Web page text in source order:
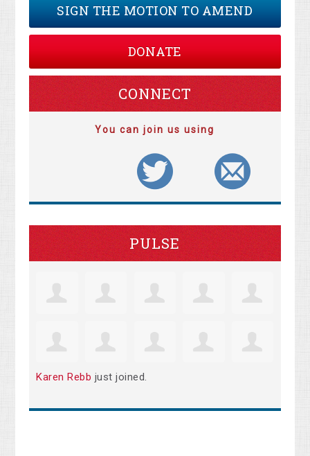
SIGN THE MOTION TO AMEND
DONATE
CONNECT
You can join us using
PULSE
Karen Rebb just joined.